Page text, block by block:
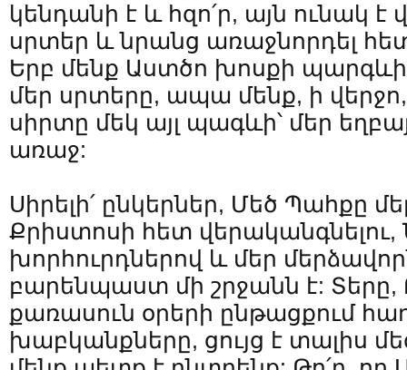
կենդանի է և հզո՛ր, այն ունակ է
սրտեր և նրանց առաջնորդել
Երբ մենք Աստծո խոսքի
մեր սրտերը, ապա մենք, ի
սիրտը մեկ այլ պագևի՝ մեր
առաջ:
Սիրելի՛ ընկերներ, Մեծ Պահքը
Քրիստոսի հետ
խորհուրդներով և մեր
բարենպաստ մի շրջանն է:
քառասուն օրերի ընթացքում
խաբկանքները, ցույց է տալիս